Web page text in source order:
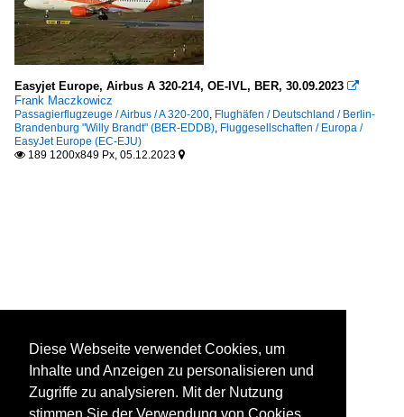
Easyjet Europe, Airbus A 320-214, OE-IVL, BER, 30.09.2023 
Frank Maczkowicz
Passagierflugzeuge / Airbus / A 320-200, Flughäfen / Deutschland / Berlin-
Brandenburg "Willy Brandt" (BER-EDDB), Fluggesellschaften / Europa /
EasyJet Europe (EC-EJU)
 189 1200x849 Px, 05.12.2023 
Diese Webseite verwendet Cookies, um
Inhalte und Anzeigen zu personalisieren und
Zugriffe zu analysieren. Mit der Nutzung